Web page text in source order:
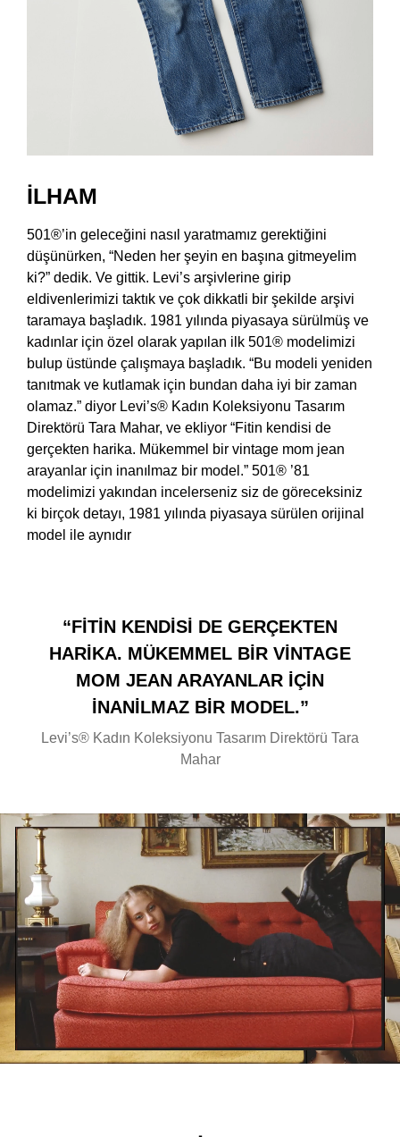
İLHAM
501®’in geleceğini nasıl yaratmamız gerektiğini
düşünürken, “Neden her şeyin en başına gitmeyelim
ki?” dedik. Ve gittik. Levi’s arşivlerine girip
eldivenlerimizi taktık ve çok dikkatli bir şekilde arşivi
taramaya başladık. 1981 yılında piyasaya sürülmüş ve
kadınlar için özel olarak yapılan ilk 501® modelimizi
bulup üstünde çalışmaya başladık. “Bu modeli yeniden
tanıtmak ve kutlamak için bundan daha iyi bir zaman
olamaz.” diyor Levi’s® Kadın Koleksiyonu Tasarım
Direktörü Tara Mahar, ve ekliyor “Fitin kendisi de
gerçekten harika. Mükemmel bir vintage mom jean
arayanlar için inanılmaz bir model.” 501® ’81
modelimizi yakından incelerseniz siz de göreceksiniz
ki birçok detayı, 1981 yılında piyasaya sürülen orijinal
model ile aynıdır
“FİTİN KENDİSİ DE GERÇEKTEN
HARİKA. MÜKEMMEL BİR VİNTAGE
MOM JEAN ARAYANLAR İÇİN
İNANİLMAZ BİR MODEL.”
Levi’s® Kadın Koleksiyonu Tasarım Direktörü Tara
Mahar